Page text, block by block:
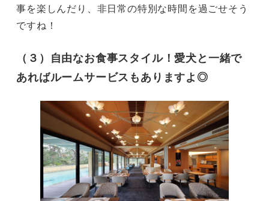
事を楽しんだり、非日常の特別な時間を過ごせそう
ですね！
（３）自由なお食事スタイル！愛犬と一緒で
あればルームサービスもありますよ◎